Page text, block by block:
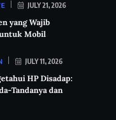
JULY 21, 2026
yang Wajib
Mobil
JULY 11, 2026
HP Disadap:
Tandanya dan